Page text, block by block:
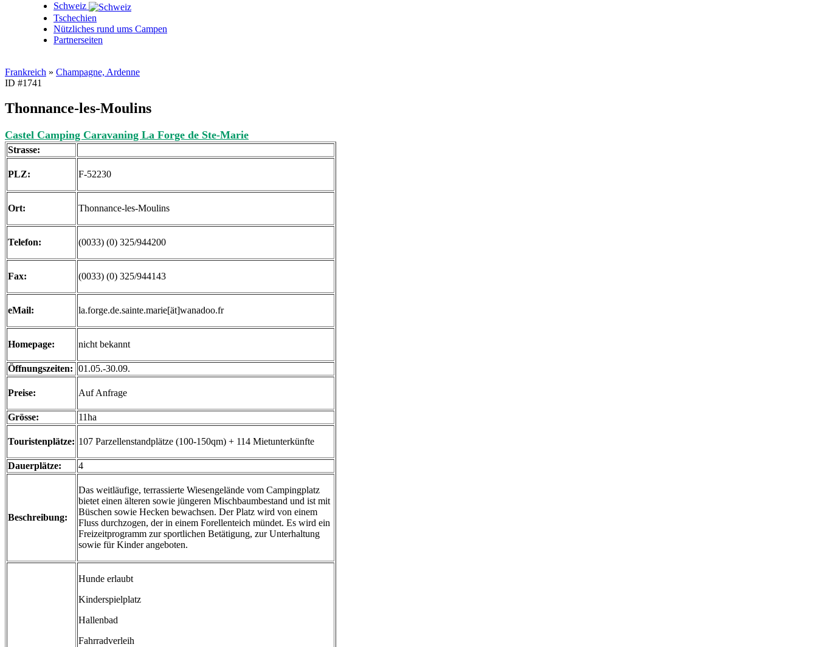
Schweiz
Tschechien
Nützliches rund ums Campen
Partnerseiten
Frankreich » Champagne, Ardenne
ID #1741
Thonnance-les-Moulins
Castel Camping Caravaning La Forge de Ste-Marie
Strasse:
PLZ: F-52230
Ort: Thonnance-les-Moulins
Telefon: (0033) (0) 325/944200
Fax: (0033) (0) 325/944143
eMail: la.forge.de.sainte.marie[ät]wanadoo.fr
Homepage: nicht bekannt
Öffnungszeiten: 01.05.-30.09.
Preise: Auf Anfrage
Grösse: 11ha
Touristenplätze: 107 Parzellenstandplätze (100-150qm) + 114 Mietunterkünfte
Dauerplätze: 4
Beschreibung:
Das weitläufige, terrassierte Wiesengelände vom Campingplatz
bietet einen älteren sowie jüngeren Mischbaumbestand und ist mit
Büschen sowie Hecken bewachsen. Der Platz wird von einem
Fluss durchzogen, der in einem Forellenteich mündet. Es wird ein
Freizeitprogramm zur sportlichen Betätigung, zur Unterhaltung
sowie für Kinder angeboten.
Hunde erlaubt
Kinderspielplatz
Hallenbad
Fahrradverleih